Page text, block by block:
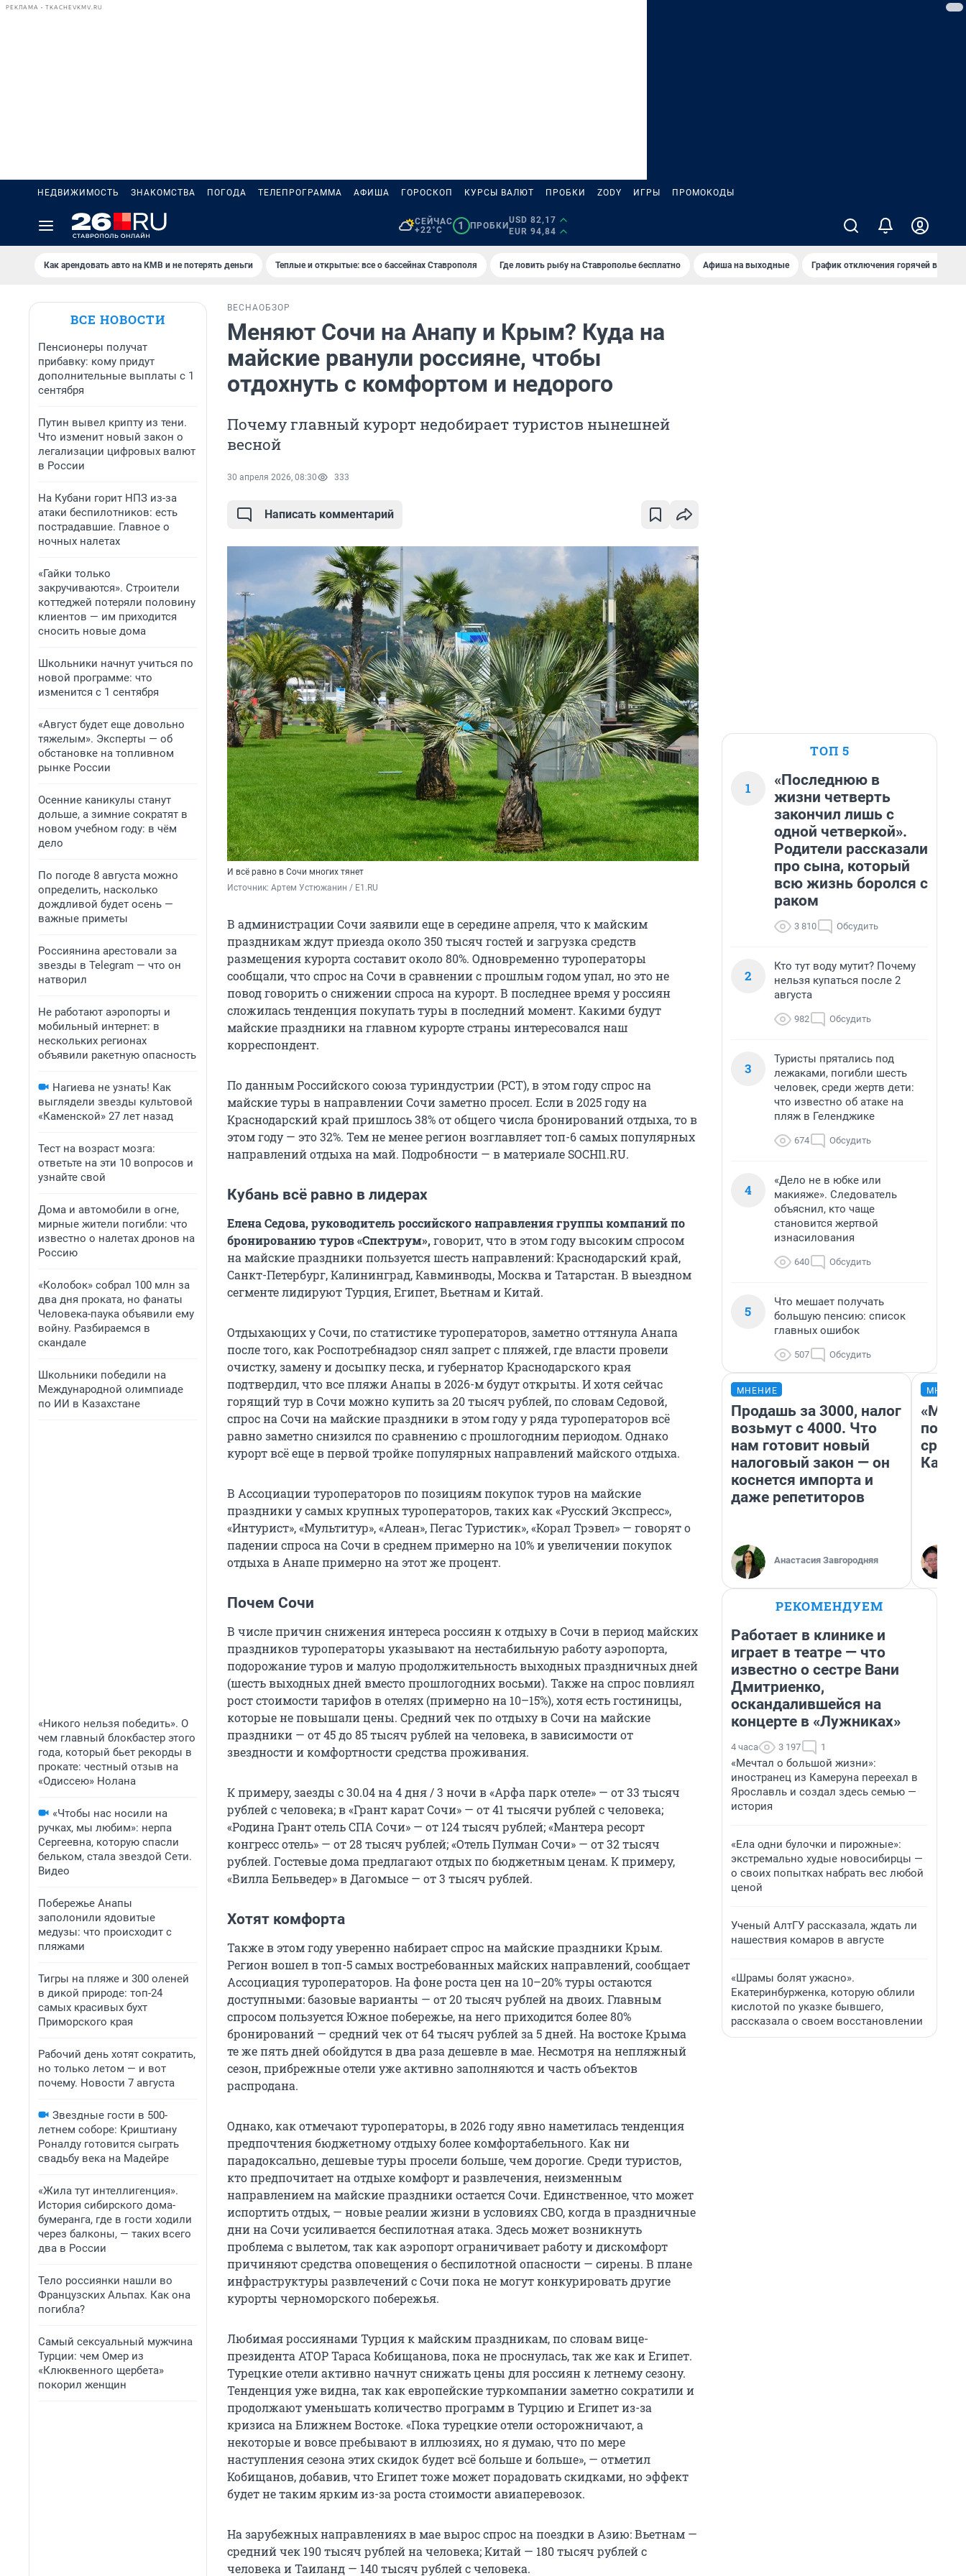
РЕКЛАМА • TKACHEVKMV.RU
НЕДВИЖИМОСТЬ ЗНАКОМСТВА ПОГОДА ТЕЛЕПРОГРАММА АФИША ГОРОСКОП КУРСЫ ВАЛЮТ ПРОБКИ ZODY ИГРЫ ПРОМОКОДЫ
СЕЙЧАС
+22°C
1 ПРОБКИ
USD 82,17
EUR 94,84
Как арендовать авто на КМВ и не потерять деньги Теплые и открытые: все о бассейнах Ставрополя Где ловить рыбу на Ставрополье бесплатно Афиша на выходные График отключения горячей воды в
ВСЕ НОВОСТИ
Пенсионеры получат
прибавку: кому придут
дополнительные выплаты с 1
сентября
Путин вывел крипту из тени.
Что изменит новый закон о
легализации цифровых валют
в России
На Кубани горит НПЗ из-за
атаки беспилотников: есть
пострадавшие. Главное о
ночных налетах
«Гайки только
закручиваются». Строители
коттеджей потеряли половину
клиентов — им приходится
сносить новые дома
Школьники начнут учиться по
новой программе: что
изменится с 1 сентября
«Август будет еще довольно
тяжелым». Эксперты — об
обстановке на топливном
рынке России
Осенние каникулы станут
дольше, а зимние сократят в
новом учебном году: в чём
дело
По погоде 8 августа можно
определить, насколько
дождливой будет осень —
важные приметы
Россиянина арестовали за
звезды в Telegram — что он
натворил
Не работают аэропорты и
мобильный интернет: в
нескольких регионах
объявили ракетную опасность
Нагиева не узнать! Как
выглядели звезды культовой
«Каменской» 27 лет назад
Тест на возраст мозга:
ответьте на эти 10 вопросов и
узнайте свой
Дома и автомобили в огне,
мирные жители погибли: что
известно о налетах дронов на
Россию
«Колобок» собрал 100 млн за
два дня проката, но фанаты
Человека-паука объявили ему
войну. Разбираемся в
скандале
Школьники победили на
Международной олимпиаде
по ИИ в Казахстане
«Никого нельзя победить». О
чем главный блокбастер этого
года, который бьет рекорды в
прокате: честный отзыв на
«Одиссею» Нолана
«Чтобы нас носили на
ручках, мы любим»: нерпа
Сергеевна, которую спасли
бельком, стала звездой Сети.
Видео
Побережье Анапы
заполонили ядовитые
медузы: что происходит с
пляжами
Тигры на пляже и 300 оленей
в дикой природе: топ-24
самых красивых бухт
Приморского края
Рабочий день хотят сократить,
но только летом — и вот
почему. Новости 7 августа
Звездные гости в 500-
летнем соборе: Криштиану
Роналду готовится сыграть
свадьбу века на Мадейре
«Жила тут интеллигенция».
История сибирского дома-
бумеранга, где в гости ходили
через балконы, — таких всего
два в России
Тело россиянки нашли во
Французских Альпах. Как она
погибла?
Самый сексуальный мужчина
Турции: чем Омер из
«Клюквенного щербета»
покорил женщин
ВЕСНАОБЗОР
Меняют Сочи на Анапу и Крым? Куда на
майские рванули россияне, чтобы
отдохнуть с комфортом и недорого
Почему главный курорт недобирает туристов нынешней
весной
30 апреля 2026, 08:30 333
Написать комментарий
И всё равно в Сочи многих тянет
Источник: Артем Устюжанин / E1.RU
В администрации Сочи заявили еще в середине апреля, что к майским
праздникам ждут приезда около 350 тысяч гостей и загрузка средств
размещения курорта составит около 80%. Одновременно туроператоры
сообщали, что спрос на Сочи в сравнении с прошлым годом упал, но это не
повод говорить о снижении спроса на курорт. В последнее время у россиян
сложилась тенденция покупать туры в последний момент. Какими будут
майские праздники на главном курорте страны интересовался наш
корреспондент.
По данным Российского союза туриндустрии (РСТ), в этом году спрос на
майские туры в направлении Сочи заметно просел. Если в 2025 году на
Краснодарский край пришлось 38% от общего числа бронирований отдыха, то в
этом году — это 32%. Тем не менее регион возглавляет топ-6 самых популярных
направлений отдыха на май. Подробности — в материале SOCHI1.RU.
Кубань всё равно в лидерах
Елена Седова, руководитель российского направления группы компаний по
бронированию туров «Спектрум»,говорит, что в этом году высоким спросом
на майские праздники пользуется шесть направлений: Краснодарский край,
Санкт-Петербург, Калининград, Кавминводы, Москва и Татарстан. В выездном
сегменте лидируют Турция, Египет, Вьетнам и Китай.
Отдыхающих у Сочи, по статистике туроператоров, заметно оттянула Анапа
после того, как Роспотребнадзор снял запрет с пляжей, где власти провели
очистку, замену и досыпку песка, и губернатор Краснодарского края
подтвердил, что все пляжи Анапы в 2026-м будут открыты. И хотя сейчас
горящий тур в Сочи можно купить за 20 тысяч рублей, по словам Седовой,
спрос на Сочи на майские праздники в этом году у ряда туроператоров всё
равно заметно снизился по сравнению с прошлогодним периодом. Однако
курорт всё еще в первой тройке популярных направлений майского отдыха.
В Ассоциации туроператоров по позициям покупок туров на майские
праздники у самых крупных туроператоров, таких как «Русский Экспресс»,
«Интурист», «Мультитур», «Алеан», Пегас Туристик», «Корал Трэвел» — говорят о
падении спроса на Сочи в среднем примерно на 10% и увеличении покупок
отдыха в Анапе примерно на этот же процент.
Почем Сочи
В числе причин снижения интереса россиян к отдыху в Сочи в период майских
праздников туроператоры указывают на нестабильную работу аэропорта,
подорожание туров и малую продолжительность выходных праздничных дней
(шесть выходных дней вместо прошлогодних восьми). Также на спрос повлиял
рост стоимости тарифов в отелях (примерно на 10–15%), хотя есть гостиницы,
которые не повышали цены. Средний чек по отдыху в Сочи на майские
праздники — от 45 до 85 тысяч рублей на человека, в зависимости от
звездности и комфортности средства проживания.
К примеру, заезды с 30.04 на 4 дня / 3 ночи в «Арфа парк отеле» — от 33 тысяч
рублей с человека; в «Грант карат Сочи» — от 41 тысячи рублей с человека;
«Родина Грант отель СПА Сочи» — от 124 тысяч рублей; «Мантера ресорт
конгресс отель» — от 28 тысяч рублей; «Отель Пулман Сочи» — от 32 тысяч
рублей. Гостевые дома предлагают отдых по бюджетным ценам. К примеру,
«Вилла Бельведер» в Дагомысе — от 3 тысяч рублей.
Хотят комфорта
Также в этом году уверенно набирает спрос на майские праздники Крым.
Регион вошел в топ-5 самых востребованных майских направлений, сообщает
Ассоциация туроператоров. На фоне роста цен на 10–20% туры остаются
доступными: базовые варианты — от 20 тысяч рублей на двоих. Главным
спросом пользуется Южное побережье, на него приходится более 80%
бронирований — средний чек от 64 тысяч рублей за 5 дней. На востоке Крыма
те же пять дней обойдутся в два раза дешевле в мае. Несмотря на непляжный
сезон, прибрежные отели уже активно заполняются и часть объектов
распродана.
Однако, как отмечают туроператоры, в 2026 году явно наметилась тенденция
предпочтения бюджетному отдыху более комфортабельного. Как ни
парадоксально, дешевые туры просели больше, чем дорогие. Среди туристов,
кто предпочитает на отдыхе комфорт и развлечения, неизменным
направлением на майские праздники остается Сочи. Единственное, что может
испортить отдых, — новые реалии жизни в условиях СВО, когда в праздничные
дни на Сочи усиливается беспилотная атака. Здесь может возникнуть
проблема с вылетом, так как аэропорт ограничивает работу и дискомфорт
причиняют средства оповещения о беспилотной опасности — сирены. В плане
инфраструктуры развлечений с Сочи пока не могут конкурировать другие
курорты черноморского побережья.
Любимая россиянами Турция к майским праздникам, по словам вице-
президента АТОР Тараса Кобищанова, пока не проснулась, так же как и Египет.
Турецкие отели активно начнут снижать цены для россиян к летнему сезону.
Тенденция уже видна, так как европейские туркомпании заметно сократили и
продолжают уменьшать количество программ в Турцию и Египет из-за
кризиса на Ближнем Востоке. «Пока турецкие отели осторожничают, а
некоторые и вовсе пребывают в иллюзиях, но я думаю, что по мере
наступления сезона этих скидок будет всё больше и больше», — отметил
Кобищанов, добавив, что Египет тоже может порадовать скидками, но эффект
будет не таким ярким из-за роста стоимости авиаперевозок.
На зарубежных направлениях в мае вырос спрос на поездки в Азию: Вьетнам —
средний чек 190 тысяч рублей на человека; Китай — 180 тысяч рублей с
человека и Таиланд — 140 тысяч рублей с человека.
ТОП 5
1
«Последнюю в
жизни четверть
закончил лишь с
одной четверкой».
Родители рассказали
про сына, который
всю жизнь боролся с
раком
3 810 Обсудить
2
Кто тут воду мутит? Почему
нельзя купаться после 2
августа
982 Обсудить
3
Туристы прятались под
лежаками, погибли шесть
человек, среди жертв дети:
что известно об атаке на
пляж в Геленджике
674 Обсудить
4
«Дело не в юбке или
макияже». Следователь
объяснил, кто чаще
становится жертвой
изнасилования
640 Обсудить
5
Что мешает получать
большую пенсию: список
главных ошибок
507 Обсудить
МНЕНИЕ
Продашь за 3000, налог
возьмут с 4000. Что
нам готовит новый
налоговый закон — он
коснется импорта и
даже репетиторов
Анастасия Завгородняя
РЕКОМЕНДУЕМ
Работает в клинике и
играет в театре — что
известно о сестре Вани
Дмитриенко,
оскандалившейся на
концерте в «Лужниках»
4 часа 3 197 1
«Мечтал о большой жизни»:
иностранец из Камеруна переехал в
Ярославль и создал здесь семью —
история
«Ела одни булочки и пирожные»:
экстремально худые новосибирцы —
о своих попытках набрать вес любой
ценой
Ученый АлтГУ рассказала, ждать ли
нашествия комаров в августе
«Шрамы болят ужасно».
Екатеринбурженка, которую облили
кислотой по указке бывшего,
рассказала о своем восстановлении